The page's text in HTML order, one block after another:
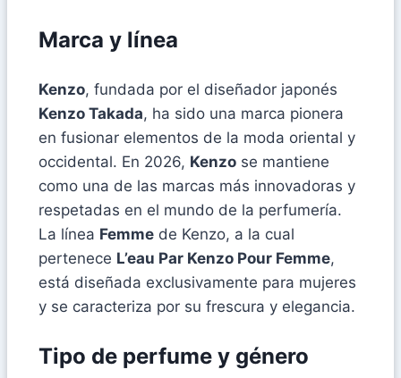
Marca y línea
Kenzo, fundada por el diseñador japonés
Kenzo Takada, ha sido una marca pionera
en fusionar elementos de la moda oriental y
occidental. En 2026, Kenzo se mantiene
como una de las marcas más innovadoras y
respetadas en el mundo de la perfumería.
La línea Femme de Kenzo, a la cual
pertenece L’eau Par Kenzo Pour Femme,
está diseñada exclusivamente para mujeres
y se caracteriza por su frescura y elegancia.
Tipo de perfume y género